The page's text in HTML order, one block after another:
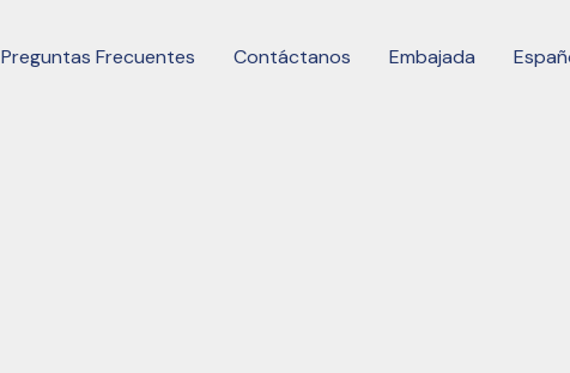
Preguntas Frecuentes Contáctanos Embajada